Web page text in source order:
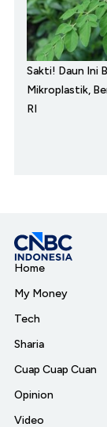
Sakti! Daun Ini
Mikroplastik,
RI
Home
My Money
Tech
Sharia
Cuap Cuap Cuan
Opinion
Video